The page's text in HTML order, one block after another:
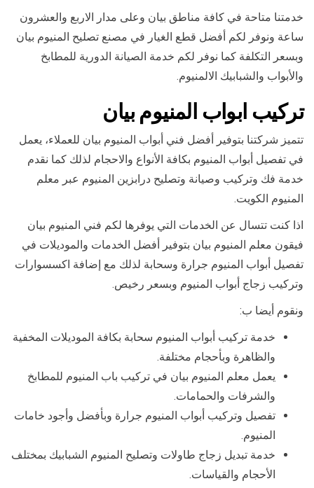
خدمتنا متاحة في كافة مناطق بيان وعلى مدار الاربع والعشرون
ساعة ونوفر لكم أفضل قطع الغيار في مصنع تصليح المنيوم بيان
وبسعر التكلفة كما نوفر لكم خدمة الصيانة الدورية للمطابخ
والأبواب والشبابيك الالمنيوم.
تركيب ابواب المنيوم بيان
تتميز شركتنا بتوفير أفضل فني أبواب المنيوم بيان للعملاء، يعمل
في تفصيل أبواب المنيوم بكافة الأنواع والاحجام لذلك كما نقدم
خدمة فك وتركيب وصيانة وتصليح درابزين المنيوم عبر معلم
المنيوم الكويت.
اذا كنت تتسال عن الخدمات التي يوفرها لكم فني المنيوم بيان
فيقون معلم المنيوم بيان بتوفير أفضل الخدمات والموديلات في
تفصيل أبواب المنيوم جرارة وسحابة لذلك مع إضافة اكسسوارات
وتركيب زجاج أبواب المنيوم وبسعر رخيص.
ونقوم أيضا ب:
خدمة تركيب أبواب المنيوم سحابة بكافة الموديلات المخفية
والظاهرة وبأحجام مختلفة.
يعمل معلم المنيوم بيان في تركيب باب المنيوم للمطابخ
والشرفات والحمامات.
تفصيل وتركيب أبواب المنيوم جرارة وبأفضل وأجود خامات
المنيوم.
خدمة تبديل زجاج طاولات وتصليح المنيوم الشبابيك بمختلف
الأحجام والقياسات.